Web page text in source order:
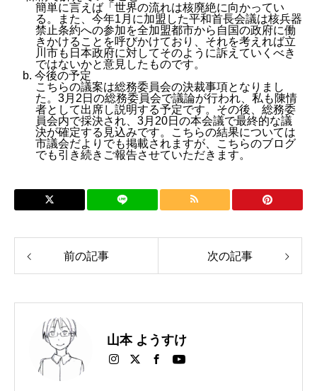
簡単に言えば「世界の流れは核廃絶に向かってい
る。また、今年1月に加盟した平和首長会議は核兵器
禁止条約への参加を全加盟都市から自国の政府に働
きかけることを呼びかけており、それを考えれば立
川市も日本政府に対してそのように訴えていくべき
ではないかと意見したものです。
b. 今後の予定
こちらの議案は総務委員会の決裁事項となりまし
た。3月2日の総務委員会で議論が行われ、私も陳情
者として出席し説明する予定です。その後、総務委
員会内で採決され、3月20日の本会議で最終的な議
決が確定する見込みです。こちらの結果については
市議会だよりでも掲載されますが、こちらのブログ
でも引き続きご報告させていただきます。
前の記事 次の記事
山本 ようすけ